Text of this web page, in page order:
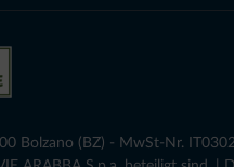
Bolzano (BZ) - MwSt-Nr.